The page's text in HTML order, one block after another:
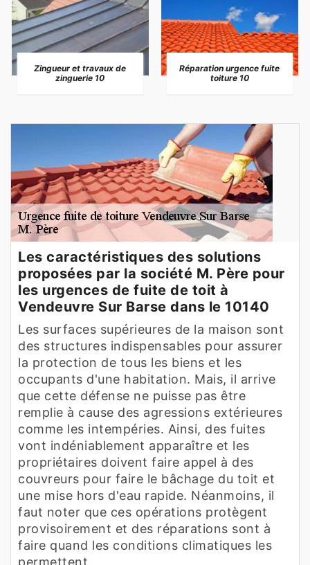
Zingueur et travaux de
zinguerie 10
Réparation urgence fuite
toiture 10
Les caractéristiques des solutions
proposées par la société M. Père pour
les urgences de fuite de toit à
Vendeuvre Sur Barse dans le 10140
Les surfaces supérieures de la maison sont
des structures indispensables pour assurer
la protection de tous les biens et les
occupants d'une habitation. Mais, il arrive
que cette défense ne puisse pas être
remplie à cause des agressions extérieures
comme les intempéries. Ainsi, des fuites
vont indéniablement apparaître et les
propriétaires doivent faire appel à des
couvreurs pour faire le bâchage du toit et
une mise hors d'eau rapide. Néanmoins, il
faut noter que ces opérations protègent
provisoirement et des réparations sont à
faire quand les conditions climatiques les
permettent.